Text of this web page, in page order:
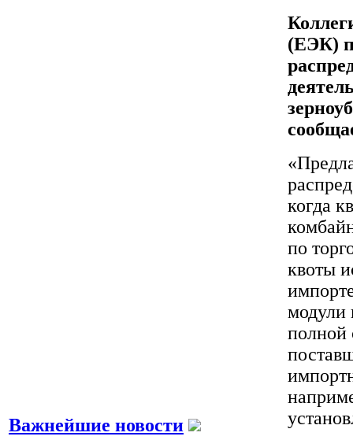
Важнейшие новости
(ЕЭК)
когда
по
квоты
модули
полной